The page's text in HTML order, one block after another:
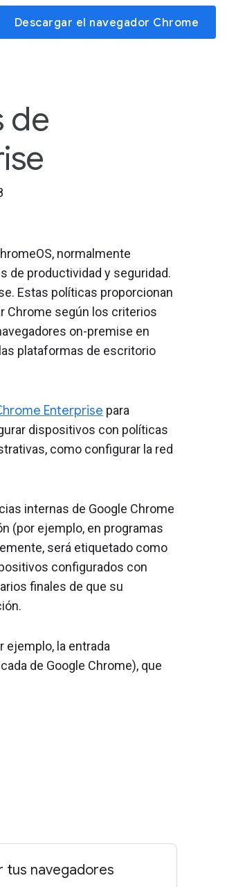
Descargar el navegador Chrome
de
normalmente
de productividad y seguridad.
Estas políticas proporcionan
Chrome según los criterios
on-premise en
plataformas de escritorio
Enterprise para
dispositivos con políticas
como configurar la red
internas de Google Chrome
(por ejemplo, en programas
será etiquetado como
configurados con
finales de que su
ejemplo, la entrada
de Google Chrome), que
tus navegadores